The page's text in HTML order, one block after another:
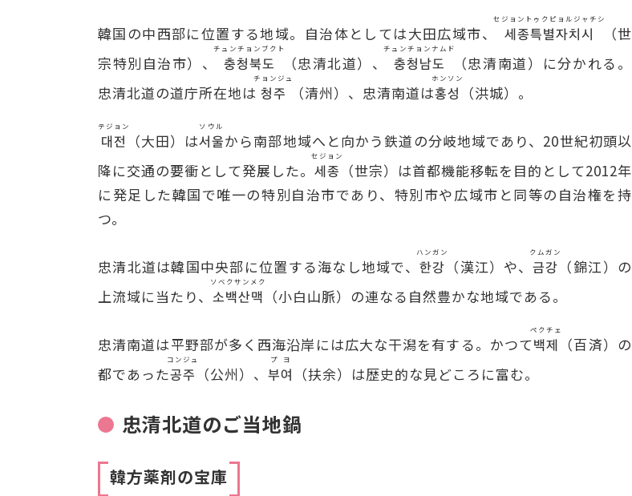
韓国の中西部に位置する地域。自治体としては大田広域市、 세종특별자치시
セジョントゥクピョルジャチシ
（世
宗特別自治市）、
충청북도
チュンチョンブクト
（忠清北道）、 충청남도
チュンチョンナムド
（忠清南道）に分かれる。
忠清北道の道庁所在地は 청주
チョンジュ
（清州）、忠清南道は홍성
ホンソン
（洪城）。
대전
テジョン
（大田）は서울
ソウル
から南部地域へと向かう鉄道の分岐地域であり、20世紀初頭以
降に交通の要衝として発展した。 세종
セジョン
（世宗）は首都機能移転を目的として2012年
に発足した韓国で唯一の特別自治市であり、特別市や広域市と同等の自治権を持
つ。
忠清北道は韓国中央部に位置する海なし地域で、 한강
ハンガン
（漢江）や、 금강
クムガン
（錦江）の
上流域に当たり、 소백산맥
ソベクサンメク
（小白山脈）の連なる自然豊かな地域である。
忠清南道は平野部が多く西海沿岸には広大な干潟を有する。かつて백제
ペクチェ
（百済）の
都であった공주
コンジュ
（公州）、 부여
プヨ
（扶余）は歴史的な見どころに富む。
忠清北道のご当地鍋
韓方薬剤の宝庫